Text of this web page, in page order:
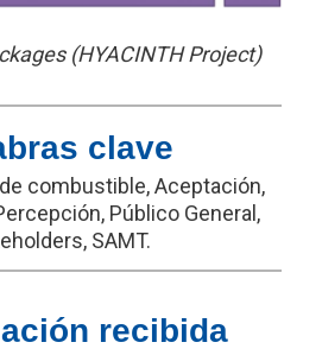
(HYACINTH Project)
clave
combustible, Aceptación,
Público General,
SAMT.
recibida